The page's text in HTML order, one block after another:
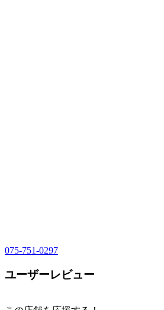
075-751-0297
ユーザーレビュー